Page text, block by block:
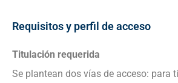
Requisitos y perfil de acceso
Titulación requerida
Se plantean dos vías de acceso: para